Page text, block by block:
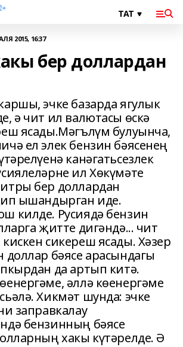
2015, 16:37
бер доллардан
эчке базарда ягулык
ә чит ил валютасы өскә
ясады.Мәгълүм булуынча,
ел элек бензин бәясенең
канәгатьсезлек
ил Хөкүмәте
бер доллардан
ышандырган иде.
килде. Русиядә бензин
җитте дигәндә... чит
сикереш ясады. Хәзер
доллар бәясе арасындагы
да артып китә.
әллә көенергәме
Хикмәт шунда: эчке
заправкалау
бензинның бәясе
хакы күтәрелде. Ә